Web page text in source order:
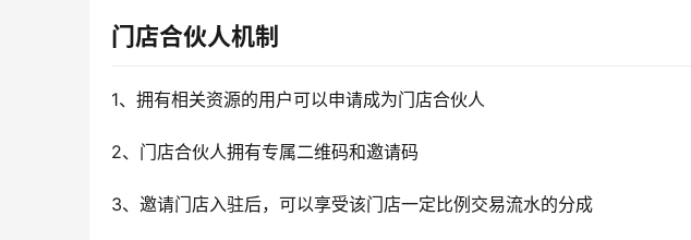
门店合伙人机制
1、拥有相关资源的用户可以申请成为门店合伙人
2、门店合伙人拥有专属二维码和邀请码
3、邀请门店入驻后，可以享受该门店一定比例交易流水的分成